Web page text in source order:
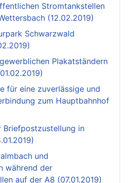
Stromtankstellen
(12.02.2019)
Schwarzwald
Plakatständern
für eine zuverlässige und
zum Hauptbahnhof
Briefpostzustellung in
und
während der
auf der A8 (07.01.2019)